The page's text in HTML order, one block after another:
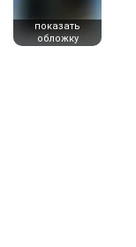
показать
обложку